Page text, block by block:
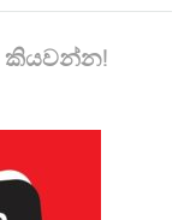
කියවන්න!